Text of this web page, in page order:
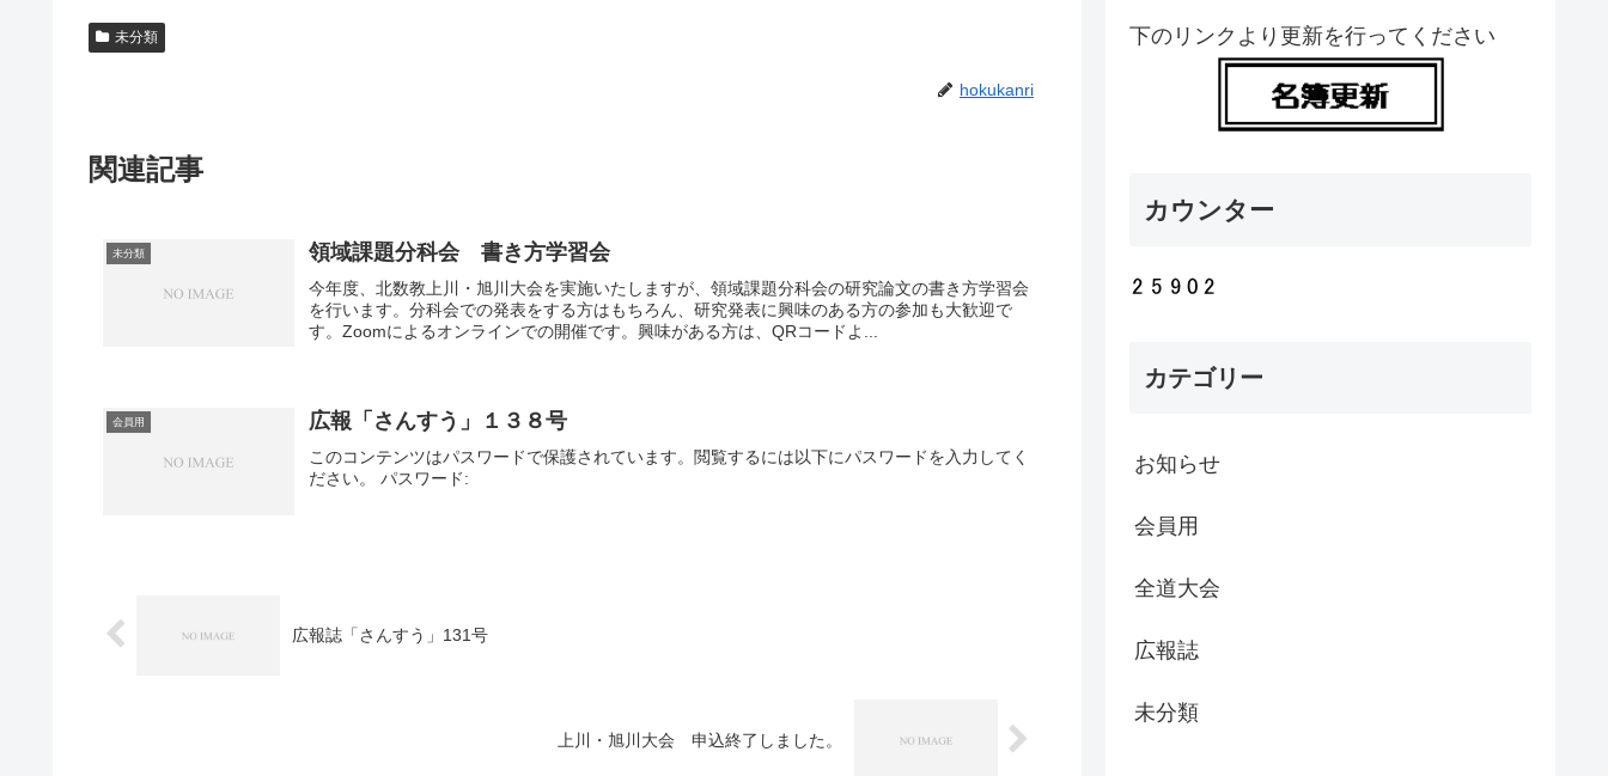
未分類
hokukanri
関連記事
未分類 領域課題分科会 書き方学習会
今年度、北数教上川・旭川大会を実施いたしますが、領域課題分科会の研究論文の書き方学習会
を行います。分科会での発表をする方はもちろん、研究発表に興味のある方の参加も大歓迎で
す。Zoomによるオンラインでの開催です。興味がある方は、QRコードよ...
会員用 広報「さんすう」１３８号
このコンテンツはパスワードで保護されています。閲覧するには以下にパスワードを入力してく
ださい。 パスワード:
広報誌「さんすう」131号
上川・旭川大会 申込終了しました。
下のリンクより更新を行ってください
カウンター
カテゴリー
お知らせ
会員用
全道大会
広報誌
未分類